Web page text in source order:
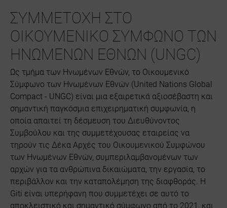
ΣΥΜΜΕΤΟΧΗ ΣΤΟ
ΟΙΚΟΥΜΕΝΙΚΟ ΣΥΜΦΩΝΟ ΤΩΝ
ΗΝΩΜΕΝΩΝ ΕΘΝΩΝ (UNGC)
Ως τμήμα των Ηνωμένων Εθνών, το Οικουμενικό
Σύμφωνο των Ηνωμένων Εθνών (United Nations Global
Compact - UNGC) είναι μια εξαιρετικά αξιοσέβαστη και
σημαντική παγκόσμια επιχειρηματική συμφωνία, η
οποία απαιτεί τη δέσμευση του Διευθύνοντος
Συμβούλου και της συμμετέχουσας εταιρείας να
τηρούν τις Δέκα Αρχές του Οικουμενικού Συμφώνου
των Ηνωμένων Εθνών, συμπεριλαμβανομένων των
αρχών για τα ανθρώπινα δικαιώματα, την εργασία, το
περιβάλλον και την καταπολέμηση της διαφθοράς. Η
Giti είναι υπερήφανη που συμμετέχει σε αυτό το
αποκλειστικό και σημαντικό σύμφωνο από το 2021, και